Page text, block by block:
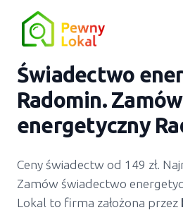
Świadectwo
Radomin.
energetyczny
Ceny świadectw od 149 zł.
Zamów świadectwo
Lokal to firma założona przez